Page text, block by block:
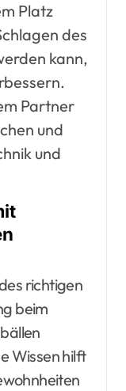
Platz
des
kann,
Partner
und
und
richtigen
beim
Wissen hilft